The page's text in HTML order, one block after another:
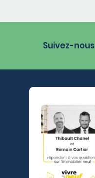
Suivez-nous